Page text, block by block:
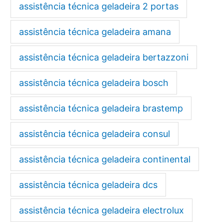
assistência técnica geladeira 2 portas
assistência técnica geladeira amana
assistência técnica geladeira bertazzoni
assistência técnica geladeira bosch
assistência técnica geladeira brastemp
assistência técnica geladeira consul
assistência técnica geladeira continental
assistência técnica geladeira dcs
assistência técnica geladeira electrolux